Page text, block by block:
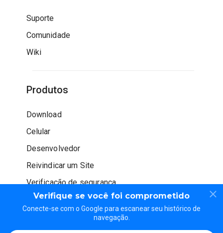
Verifique se você foi comprometido
Conecte-se com o Google para escanear seu histórico de
navegação.
Suporte
Comunidade
Wiki
Produtos
Download
Celular
Desenvolvedor
Reivindicar um Site
Verificação de segurança